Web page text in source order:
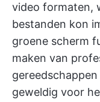
video formaten,
bestanden kon
groene scherm
maken van
geweldig voor